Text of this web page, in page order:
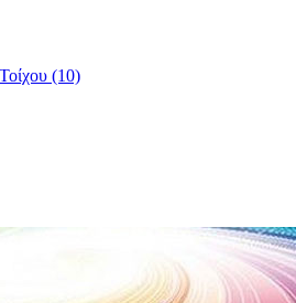
(10)